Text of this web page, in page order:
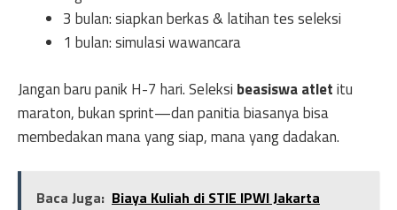
3 bulan: siapkan berkas & latihan tes seleksi
1 bulan: simulasi wawancara
Jangan baru panik H-7 hari. Seleksi beasiswa atletitu
maraton, bukan sprint—dan panitia biasanya bisa
membedakan mana yang siap, mana yang dadakan.
Baca Juga: Biaya Kuliah di STIE IPWI Jakarta